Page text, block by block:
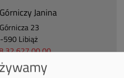
Janina
23
590 Libiąż
32 627 00 00
Brzeszcze